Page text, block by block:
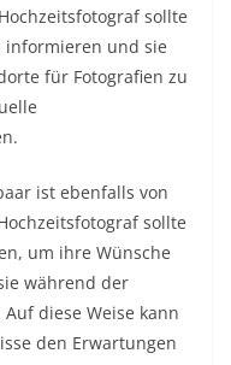
sollte
informieren und sie
für Fotografien zu
ist ebenfalls von
sollte
um ihre Wünsche
während der
diese Weise kann
den Erwartungen